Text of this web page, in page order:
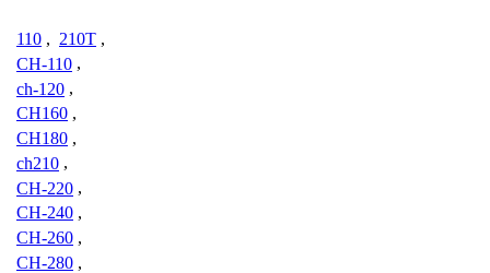
110 , 210T ,
CH-110 ,
ch-120 ,
CH160 ,
CH180 ,
ch210 ,
CH-220 ,
CH-240 ,
CH-260 ,
CH-280 ,